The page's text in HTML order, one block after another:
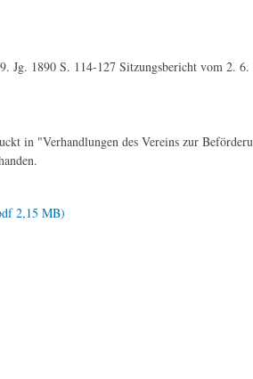
Jg. 1890 S. 114-127 Sitzungsbericht vom 2.
in "Verhandlungen des Vereins zur
2,15 MB)